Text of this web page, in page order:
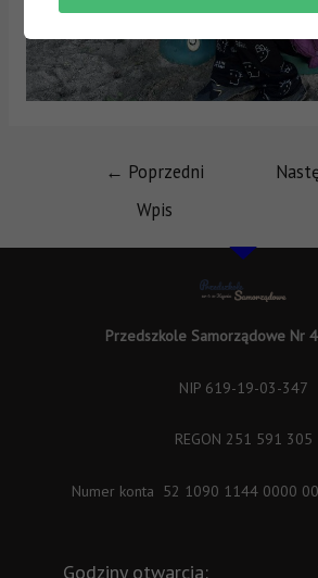
← Poprzedni
Wpis
Przedszkole Samorządowe Nr
NIP 619-19-03-347
REGON 251 591 305
Numer konta 52 1090 1144 0000
Godziny otwarcia: